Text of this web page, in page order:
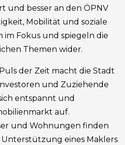
und besser an den ÖPNV
Mobilität und soziale
Fokus und spiegeln die
Themen wider.
der Zeit macht die Stadt
und Zuziehende
entspannt und
auf.
und Wohnungen finden
eines Maklers